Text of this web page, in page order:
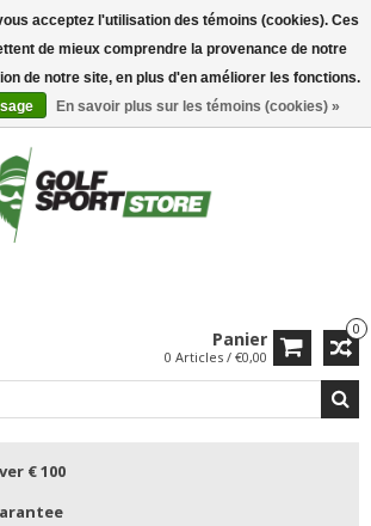
0
Panier
0 Articles / €0,00
€ 100
acceptez l'utilisation des témoins (cookies). Ces
de mieux comprendre la provenance de notre
de notre site, en plus d'en améliorer les fonctions.
En savoir plus sur les témoins (cookies) »